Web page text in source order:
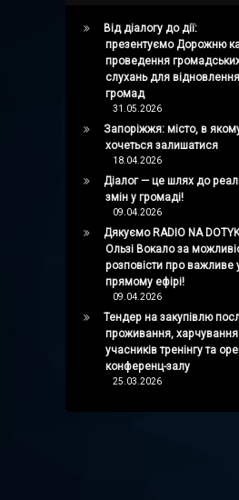
Від діалогу до дії:
презентуємо Дорожню
проведення
слухань для відновлення
громад
31.05.2026
Запоріжжя: місто, в
хочеться залишатися
18.04.2026
Діалог — це шлях до
змін у громаді!
09.04.2026
Дякуємо RADIO NA
Ользі Вокало за
розповісти про важливе
прямому ефірі!
09.04.2026
Тендер на закупівлю
проживання, харчування
учасників тренінгу та
конференц-залу
25.03.2026